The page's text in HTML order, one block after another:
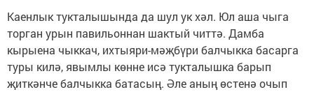
Каенлык тукталышында да шул ук хәл. Юл аша чыга
торган урын павильоннан шактый читтә. Дамба
кырыена чыккач, ихтыяри-мәҗбүри балчыкка басарга
туры килә, явымлы көнне исә тукталышка барып
җиткәнче балчыкка батасың. Әле аның өстенә очып